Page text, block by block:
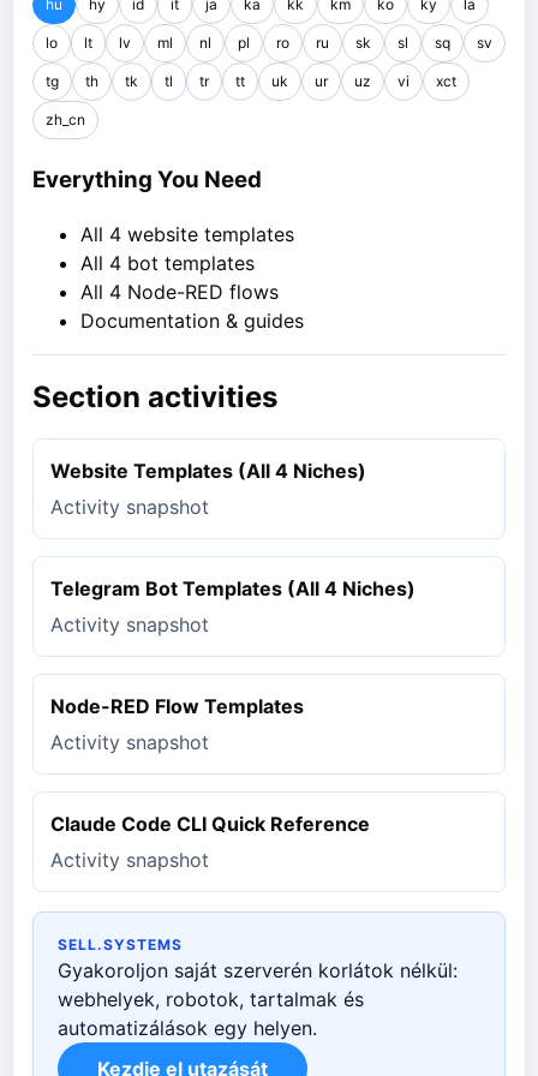
hu hy id it ja ka kk km ko ky la
lo lt lv ml nl pl ro ru sk sl sq sv
tg th tk tl tr tt uk ur uz vi xct
zh_cn
Everything You Need
All 4 website templates
All 4 bot templates
All 4 Node-RED flows
Documentation & guides
Section activities
Website Templates (All 4 Niches)
Activity snapshot
Telegram Bot Templates (All 4 Niches)
Activity snapshot
Node-RED Flow Templates
Activity snapshot
Claude Code CLI Quick Reference
Activity snapshot
SELL.SYSTEMS
Gyakoroljon saját szerverén korlátok nélkül:
webhelyek, robotok, tartalmak és
automatizálások egy helyen.
Kezdje el utazását